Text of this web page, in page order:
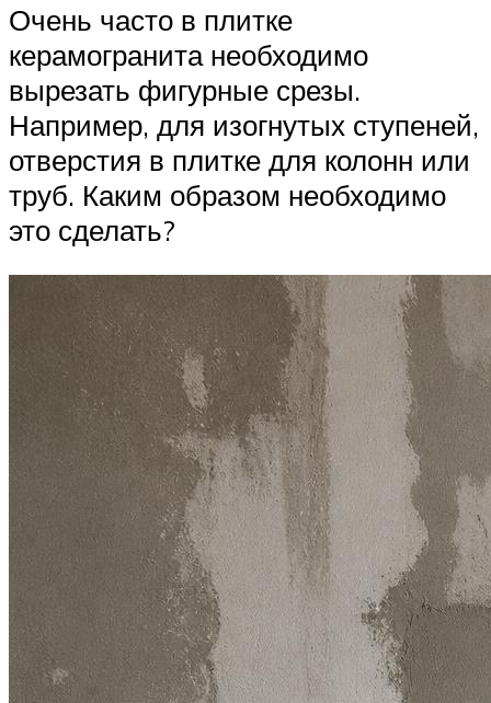
Очень часто в плитке
керамогранита необходимо
вырезать фигурные срезы.
Например, для изогнутых ступеней,
отверстия в плитке для колонн или
труб. Каким образом необходимо
это сделать?